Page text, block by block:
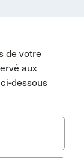
de votre
aux
dessous